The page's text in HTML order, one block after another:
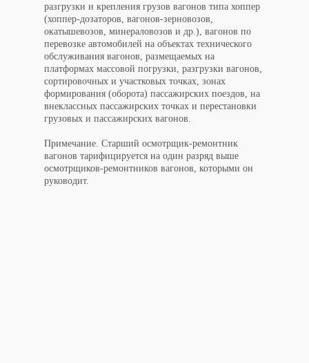
разгрузки и крепления грузов вагонов типа хоппер
(хоппер-дозаторов, вагонов-зерновозов,
окатышевозов, минераловозов и др.), вагонов по
перевозке автомобилей на объектах технического
обслуживания вагонов, размещаемых на
платформах массовой погрузки, разгрузки вагонов,
сортировочных и участковых точках, зонах
формирования (оборота) пассажирских поездов, на
внеклассных пассажирских точках и перестановки
грузовых и пассажирских вагонов.
Примечание. Старший осмотрщик-ремонтник
вагонов тарифицируется на один разряд выше
осмотрщиков-ремонтников вагонов, которыми он
руководит.